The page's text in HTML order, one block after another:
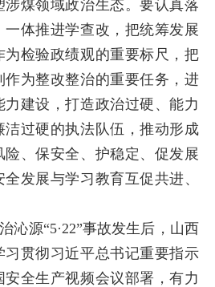
煤领域政治生态。要认真落
体推进学查改，把统筹发展
检验政绩观的重要标尺，把
为整改整治的重要任务，进
建设，打造政治过硬、能力
过硬的执法队伍，推动形成
、保安全、护稳定、促发展
发展与学习教育互促共进、
沁源“5·22”事故发生后，山西
贯彻习近平总书记重要指示
全生产视频会议部署，有力